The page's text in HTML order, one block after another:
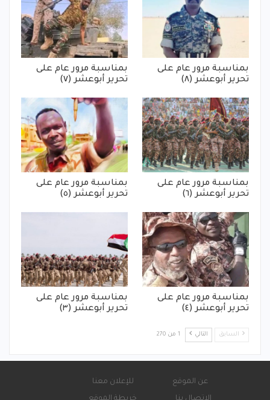
بمناسبة مرور عام على
تحرير أبوعشر (٨)
بمناسبة مرور عام على
تحرير أبوعشر (٧)
بمناسبة مرور عام على
تحرير أبوعشر (٦)
بمناسبة مرور عام على
تحرير أبوعشر (٥)
بمناسبة مرور عام على
تحرير أبوعشر (٤)
بمناسبة مرور عام على
تحرير أبوعشر (٣)
السابق التالي 1 من 270
عن الموقع
للإعلان معنا